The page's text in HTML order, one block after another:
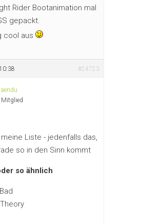
Rider Bootanimation mal
gepackt.
cool aus
#24723
aendu
Mitglied
Liste - jedenfalls das,
so in den Sinn kommt
so ähnlich